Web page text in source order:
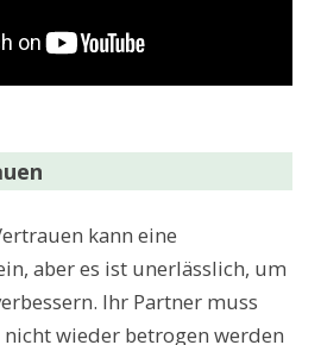
kann eine
aber es ist unerlässlich, um
Ihr Partner muss
nicht wieder betrogen werden